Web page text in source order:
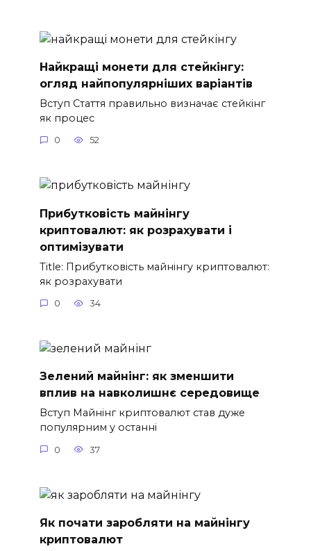
Найкращі монети для стейкінгу:
огляд найпопулярніших варіантів
Вступ Стаття правильно визначає стейкінг
як процес
0 52
Прибутковість майнінгу
криптовалют: як розрахувати і
оптимізувати
Title: Прибутковість майнінгу криптовалют:
як розрахувати
0 34
Зелений майнінг: як зменшити
вплив на навколишнє середовище
Вступ Майнінг криптовалют став дуже
популярним у останні
0 37
Як почати заробляти на майнінгу
криптовалют